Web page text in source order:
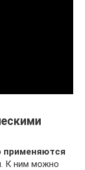
применяются
. К ним можно